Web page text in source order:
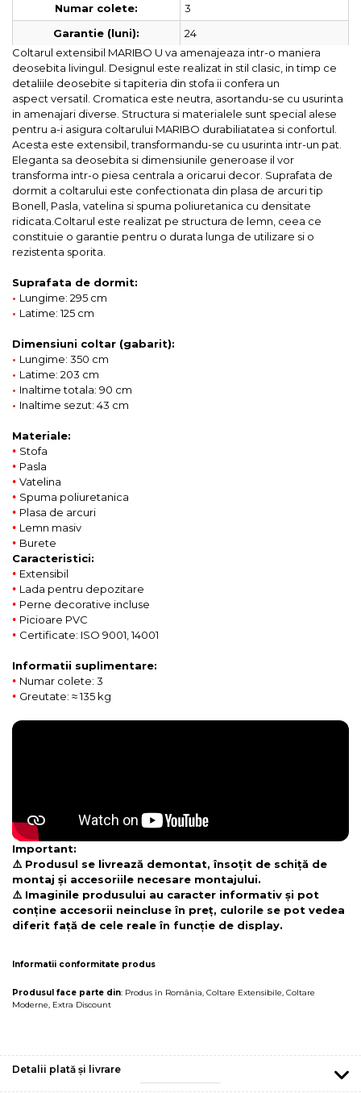
Numar colete:
3
Garantie (luni):
24
Coltarul extensibil MARIBO U va amenajeaza intr-o maniera
deosebita livingul. Designul este realizat in stil clasic, in timp ce
detaliile deosebite si tapiteria din stofa ii confera un
aspect versatil. Cromatica este neutra, asortandu-se cu usurinta
in amenajari diverse. Structura si materialele sunt special alese
pentru a-i asigura coltarului MARIBO durabiliatatea si confortul.
Acesta este extensibil, transformandu-se cu usurinta intr-un pat.
Eleganta sa deosebita si dimensiunile generoase il vor
transforma intr-o piesa centrala a oricarui decor. Suprafata de
dormit a coltarului este confectionata din plasa de arcuri tip
Bonell, Pasla, vatelina si spuma poliuretanica cu densitate
ridicata.Coltarul este realizat pe structura de lemn, ceea ce
constituie o garantie pentru o durata lunga de utilizare si o
rezistenta sporita.
Suprafata de dormit:
• Lungime: 295 cm
• Latime: 125 cm
Dimensiuni coltar (gabarit):
• Lungime: 350 cm
• Latime: 203 cm
• Inaltime totala: 90 cm
• Inaltime sezut: 43 cm
Materiale:
• Stofa
• Pasla
• Vatelina
• Spuma poliuretanica
• Plasa de arcuri
• Lemn masiv
• Burete
Caracteristici:
• Extensibil
• Lada pentru depozitare
• Perne decorative incluse
• Picioare PVC
• Certificate: ISO 9001, 14001
Informatii suplimentare:
• Numar colete: 3
• Greutate: ≈ 135 kg
Important:
⚠️ Produsul se livrează demontat, însoțit de schiță de
montaj și accesoriile necesare montajului.
⚠️ Imaginile produsului au caracter informativ și pot
conține accesorii neincluse în preț, culorile se pot vedea
diferit față de cele reale în funcție de display.
Informatii conformitate produs
Produsul face parte din: Produs în România, Coltare Extensibile, Coltare
Moderne, Extra Discount
Detalii plată și livrare